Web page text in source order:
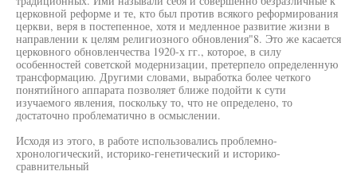
церковной реформе и те, кто был против всякого реформирования
церкви, веря в постепенное, хотя и медленное развитие жизни в
направлении к целям религиозного обновления"8. Это же касается
церковного обновленчества 1920-х гг., которое, в силу
особенностей советской модернизации, претерпело определенную
трансформацию. Другими словами, выработка более четкого
понятийного аппарата позволяет ближе подойти к сути
изучаемого явления, поскольку то, что не определено, то
достаточно проблематично в осмыслении.
Исходя из этого, в работе использовались проблемно-
хронологический, историко-генетический и историко-
сравнительный